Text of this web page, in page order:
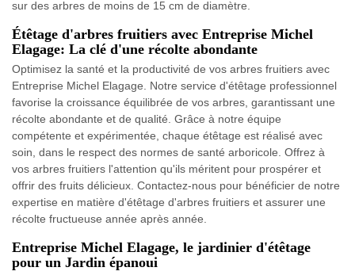
sur des arbres de moins de 15 cm de diamètre.
Étêtage d'arbres fruitiers avec Entreprise Michel
Elagage: La clé d'une récolte abondante
Optimisez la santé et la productivité de vos arbres fruitiers avec
Entreprise Michel Elagage. Notre service d'étêtage professionnel
favorise la croissance équilibrée de vos arbres, garantissant une
récolte abondante et de qualité. Grâce à notre équipe
compétente et expérimentée, chaque étêtage est réalisé avec
soin, dans le respect des normes de santé arboricole. Offrez à
vos arbres fruitiers l'attention qu'ils méritent pour prospérer et
offrir des fruits délicieux. Contactez-nous pour bénéficier de notre
expertise en matière d'étêtage d'arbres fruitiers et assurer une
récolte fructueuse année après année.
Entreprise Michel Elagage, le jardinier d'étêtage
pour un Jardin épanoui